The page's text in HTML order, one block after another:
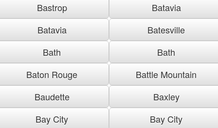
Bastrop
Batavia
Batavia
Batesville
Bath
Bath
Baton Rouge
Battle Mountain
Baudette
Baxley
Bay City
Bay City